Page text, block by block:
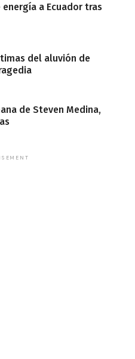
a Ecuador tras
del aluvión de
de Steven Medina,